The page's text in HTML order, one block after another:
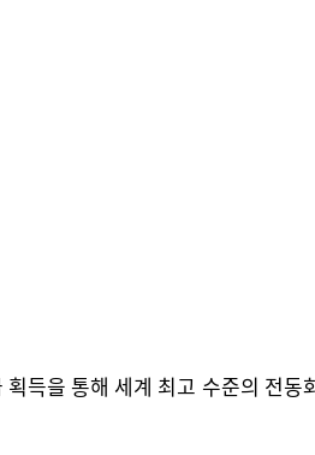
득을 통해 세계 최고 수준의 전동